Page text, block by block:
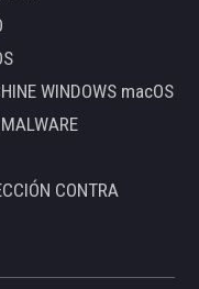
WINDOWS macOS
CONTRA